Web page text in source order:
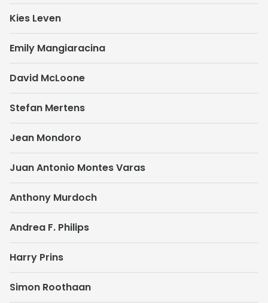
Kies Leven
Emily Mangiaracina
David McLoone
Stefan Mertens
Jean Mondoro
Juan Antonio Montes Varas
Anthony Murdoch
Andrea F. Philips
Harry Prins
Simon Roothaan